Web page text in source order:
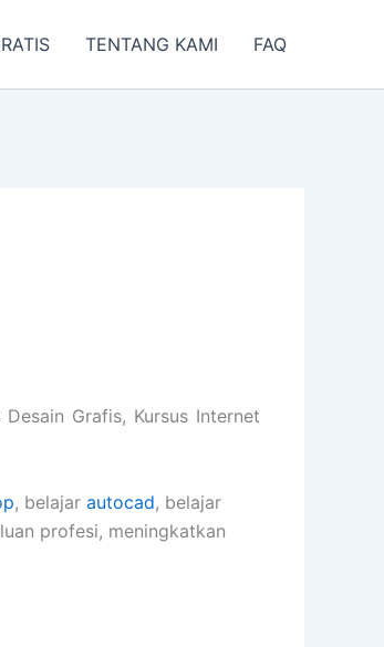
TENTANG KAMI FAQ
Grafis, Kursus Internet
, belajar autocad, belajar
profesi, meningkatkan